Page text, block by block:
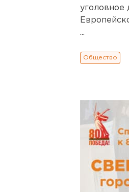
уголовное
...
Общество